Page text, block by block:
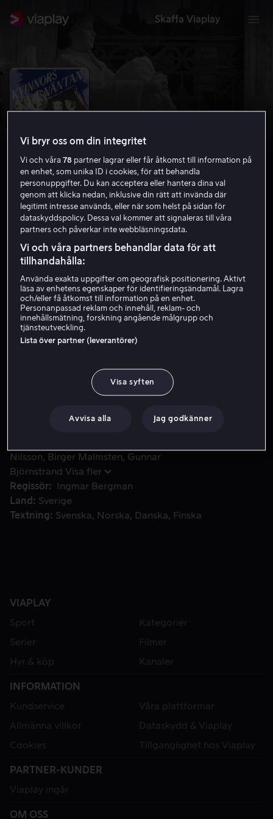
Skaffa Viaplay
Kvinnors väntan
HD
Hyr 49 kr
Köp 109 kr
bröder. Medan de väntar på att deras män ska komma
till sommarstugan delar de hemligheter med varandra
Nilsson
Birger Malmsten
Gunnar
Björnstrand Visa fler
Regissör
Ingmar Bergman
Land
Sverige
Textning
Svenska Norska Danska Finska
VIAPLAY
Sport
Kategorier
Serier
Filmer
Hyr & köp
Kanaler
INFORMATION
Kundservice
Våra plattformar
Allmänna villkor
Dataskydd & Viaplay
Cookies
Tillgänglighet hos Viaplay
PARTNER-KUNDER
Viaplay ingår
OM OSS
Vi bryr oss om din integritet
Vi och våra78 partner lagrar eller får åtkomst till information på
en enhet, som unika ID i cookies, för att behandla
personuppgifter. Du kan acceptera eller hantera dina val
genom att klicka nedan, inklusive din rätt att invända där
legitimt intresse används, eller när som helst på sidan för
dataskyddspolicy. Dessa val kommer att signaleras till våra
partners och påverkar inte webbläsningsdata.
Vi och våra partners behandlar data för att
tillhandahålla:
Använda exakta uppgifter om geografisk positionering. Aktivt
läsa av enhetens egenskaper för identifieringsändamål. Lagra
och/eller få åtkomst till information på en enhet.
Personanpassad reklam och innehåll, reklam- och
innehållsmätning, forskning angående målgrupp och
tjänsteutveckling.
Lista över partner (leverantörer)
Visa syften
Avvisa alla Jag godkänner